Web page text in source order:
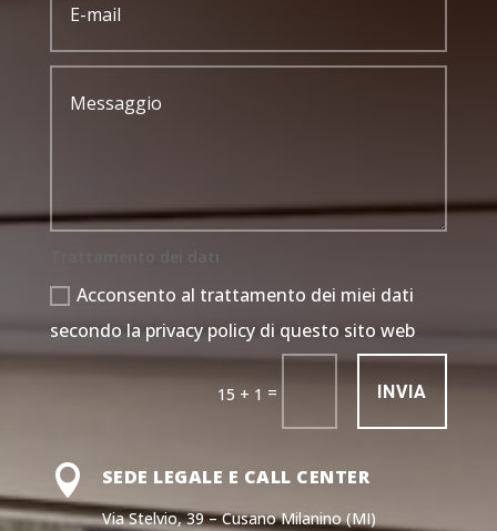
Acconsento al trattamento dei miei dati
secondo la privacy policy di questo sito web
15 + 1 = INVIA
 SEDE LEGALE E CALL CENTER
Via Stelvio, 39 – Cusano Milanino (MI)